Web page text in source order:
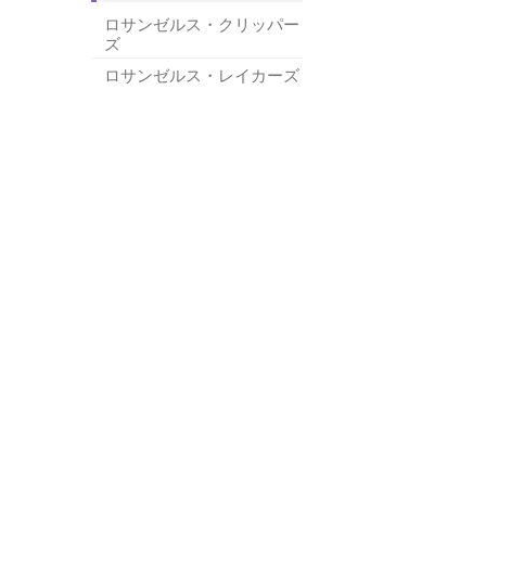
ロサンゼルス・クリッパー
ズ
ロサンゼルス・レイカーズ